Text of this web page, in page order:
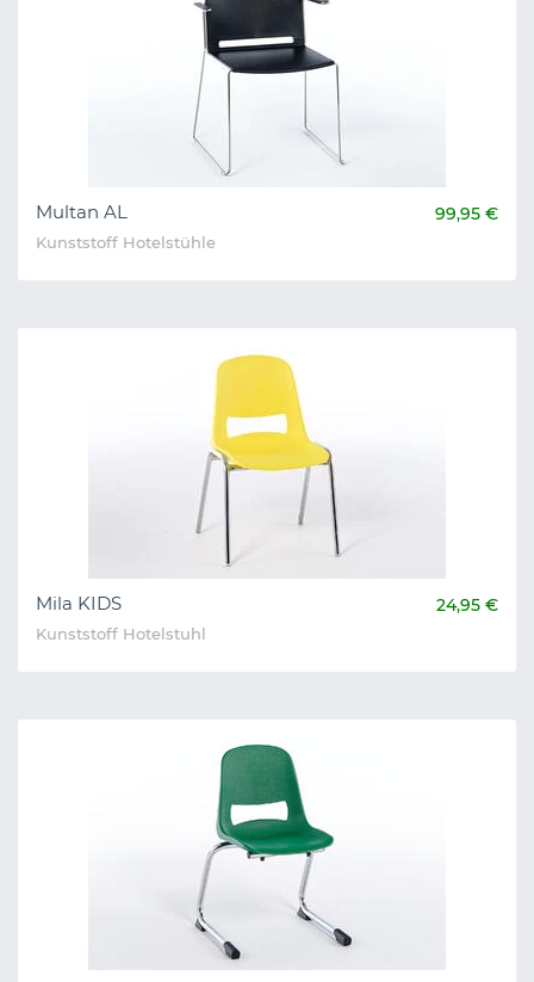
Multan AL 99,95 €
Kunststoff Hotelstühle
Mila KIDS 24,95 €
Kunststoff Hotelstuhl